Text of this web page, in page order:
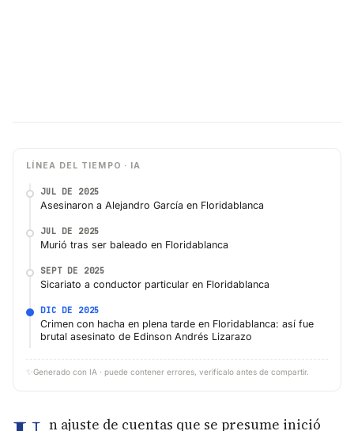
LÍNEA DEL TIEMPO · IA
JUL DE 2025
Asesinaron a Alejandro García en Floridablanca
JUL DE 2025
Murió tras ser baleado en Floridablanca
SEPT DE 2025
Sicariato a conductor particular en Floridablanca
DIC DE 2025
Crimen con hacha en plena tarde en Floridablanca: así fue
brutal asesinato de Edinson Andrés Lizarazo
✨ Generado con IA · puede contener errores, verifícalo antes de compartir.
n ajuste de cuentas que se presume inició